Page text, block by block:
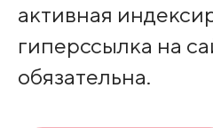
активная
гиперссылка на
обязательна.